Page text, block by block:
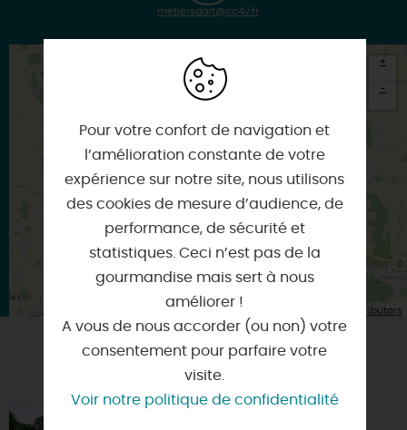
metiersdart@cc4v.fr
Itinéraire vers
FERRIERES-EN-GATINAIS
+
-
| Map data © OpenStreetMap contributors
VOUS AIMEREZ AUSSI
Pour votre confort de navigation et
l’amélioration constante de votre
expérience sur notre site, nous utilisons
des cookies de mesure d’audience, de
performance, de sécurité et
statistiques. Ceci n’est pas de la
gourmandise mais sert à nous
améliorer !
A vous de nous accorder (ou non) votre
consentement pour parfaire votre
visite.
Voir notre politique de confidentialité